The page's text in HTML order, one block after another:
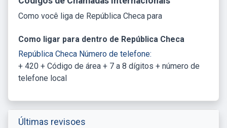
Como você liga de República Checa para
Como ligar para dentro de República Checa
República Checa Número de telefone:
+ 420 + Código de área + 7 a 8 dígitos + número de
telefone local
Últimas revisoes